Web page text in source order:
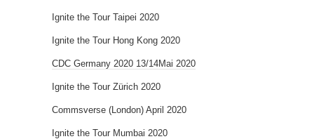
Ignite the Tour Taipei 2020
Ignite the Tour Hong Kong 2020
CDC Germany 2020 13/14Mai 2020
Ignite the Tour Zürich 2020
Commsverse (London) April 2020
Ignite the Tour Mumbai 2020